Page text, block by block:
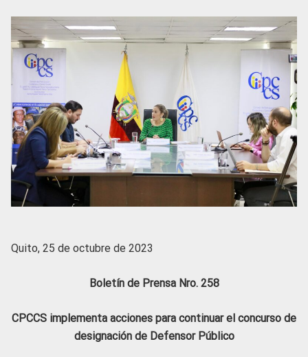
Quito, 25 de octubre de 2023
Boletín de Prensa Nro. 258
CPCCS implementa acciones para continuar el concurso de
designación de Defensor Público